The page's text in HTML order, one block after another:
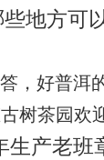
地方可
，好普洱
树茶园欢
生产老班